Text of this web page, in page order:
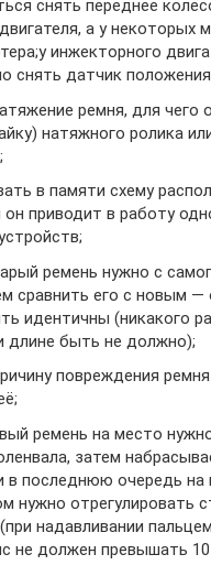
снять переднее
а у некоторых
инжекторного
снять датчик
ремня, для чего
натяжного ролика
в памяти схему
он приводит в работу
ремень нужно с
сравнить его с новым —
идентичны (никакого
длине быть не должно);
повреждения
ремень на место
затем
в последнюю очередь на
нужно отрегулировать
надавливании
не должен превышать